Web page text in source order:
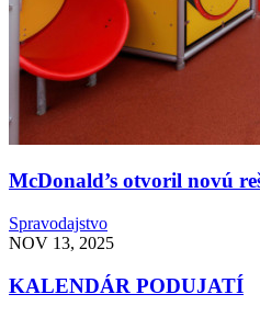
McDonald’s otvoril novú
Spravodajstvo
NOV 13, 2025
KALENDÁR PODUJATÍ